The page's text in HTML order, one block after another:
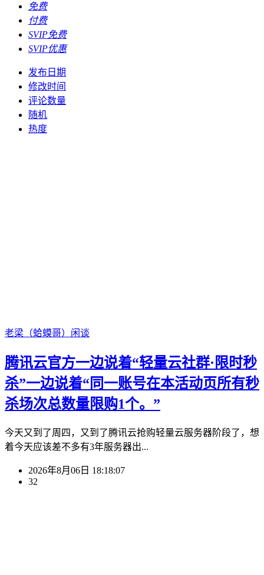
免费
付费
SVIP免费
SVIP优惠
发布日期
修改时间
评论数量
随机
热度
老梁（蛤蟆哥） 闲谈
腾讯云官方一边说着“轻量云社群·限时秒
杀”一边说着“同一账号在本活动页所有秒
杀场次总数量限购1个。”
今天又到了周四，又到了腾讯云抢购轻量云服务器阶段了，想
着今天应该差不多有3年服务器出...
2026年8月06日 18:18:07
32